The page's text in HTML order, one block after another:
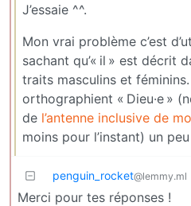
J’essaie ^^.
Mon vrai problème c’est
sachant qu’« il » est décrit
traits masculins et féminins.
orthographient « Dieu·e »
de l’antenne inclusive de
moins pour l’instant) un
penguin_rocket@lemmy.ml
Merci pour tes réponses !